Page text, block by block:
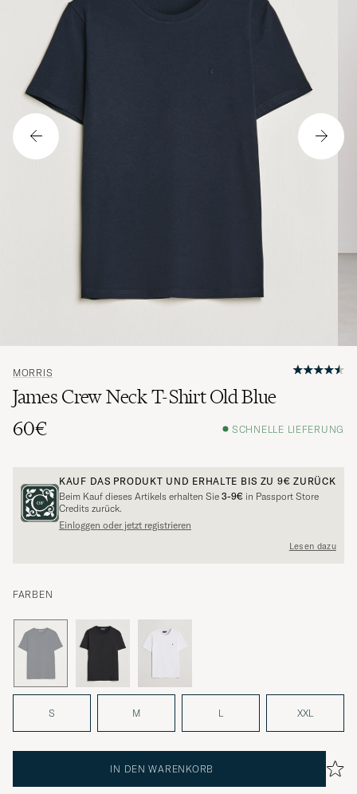
MORRIS
James Crew Neck T-Shirt Old Blue
60€
SCHNELLE LIEFERUNG
KAUF DAS PRODUKT UND ERHALTE BIS ZU 9€ ZURÜCK
Beim Kauf dieses Artikels erhalten Sie 3-9€ in Passport Store
Credits zurück.
Einloggen oder jetzt registrieren
Lesen dazu
FARBEN
S M L XXL
IN DEN WARENKORB